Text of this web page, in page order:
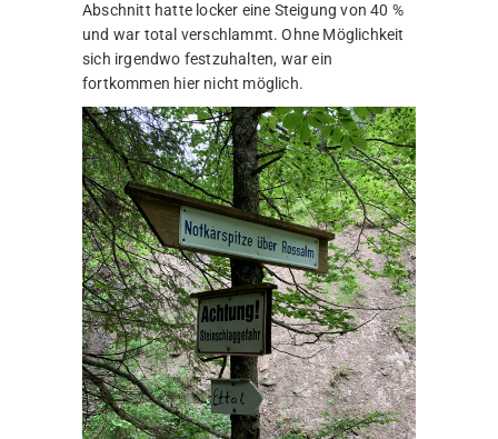
Abschnitt hatte locker eine Steigung von 40 %
und war total verschlammt. Ohne Möglichkeit
sich irgendwo festzuhalten, war ein
fortkommen hier nicht möglich.